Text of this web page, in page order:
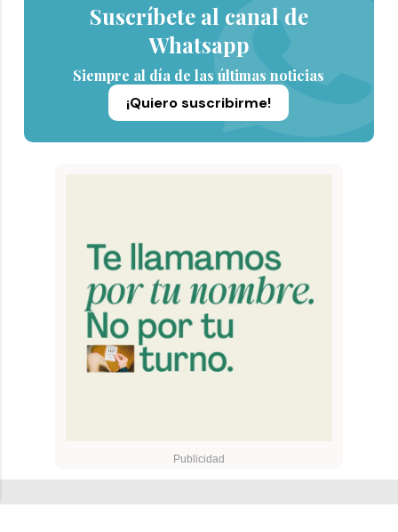
Suscríbete al canal de
Whatsapp
Siempre al día de las últimas noticias
¡Quiero suscribirme!